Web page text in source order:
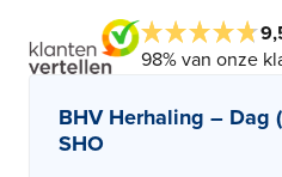
98% van onze
BHV Herhaling – Dag
SHO